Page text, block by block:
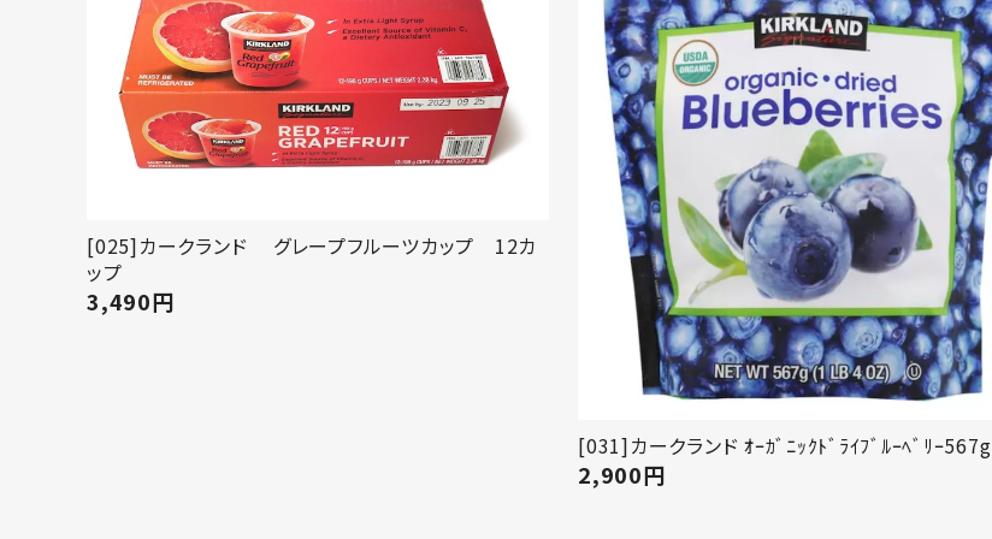
[025]カークランド グレープフルーツカップ 12カ
ップ
3,490円
[031]カークランド ｵｰｶﾞﾆｯｸﾄﾞﾗｲﾌﾞﾙｰﾍﾞﾘｰ567g
2,900円